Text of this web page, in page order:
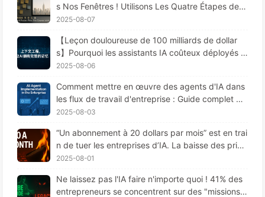
s Nos Fenêtres ! Utilisons Les Quatre Étapes de R
édaction, Filtrage, Compression et Isolation, Évito
à L'extérieur — Apprenons Lentement L'IA170
2025-08-07
【Leçon douloureuse de 100 milliards de dollar
s】Pourquoi les assistants IA coûteux déployés p
ar les entreprises "oublient" souvent aux moment
d'améliorer leur performance de 90 % ? — Appre
ndre lentement l'IA 169
2025-08-06
Comment mettre en œuvre des agents d'IA dans
les flux de travail d'entreprise : Guide complet po
ur 2025 —— Apprenez l'IA lentement 166
2025-08-03
“Un abonnement à 20 dollars par mois” est en trai
n de tuer les entreprises d’IA. La baisse des prix
des Tokens est une illusion, la vraie dépense en I
2025-08-01
Ne laissez pas l'IA faire n'importe quoi ! 41% des
entrepreneurs se concentrent sur des "missions r